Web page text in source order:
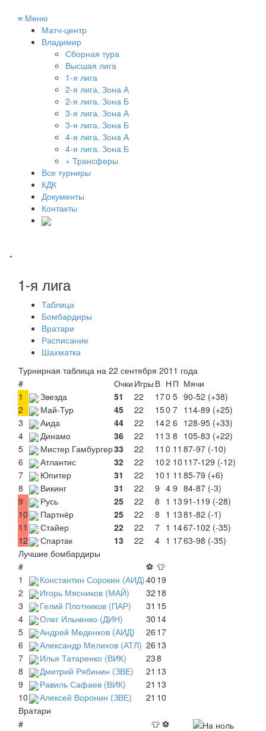
≡ Меню
Матч-центр
Владимир
Сборная тура
Высшая лига
1-я лига
2-я лига. Зона А
2-я лига. Зона Б
3-я лига. Зона А
3-я лига. Зона Б
4-я лига. Зона А
4-я лига. Зона Б
+ Трансферы
Все турниры
КДК
Документы
Контакты
.
1-я лига
Таблица
Бомбардиры
Вратари
Расписание
Шахматка
Турнирная таблица на 22 сентября 2011 года
#
Очки Игры В Н П Мячи
1
Звезда 51 22 170 5 90-52 (+38)
2
Май-Тур 45 22 150 7 114-89 (+25)
3
Аида 44 22 142 6 128-95 (+33)
4
Динамо 36 22 11 3 8 105-83 (+22)
5
Мистер Гамбургер33 22 11 0 11 87-97 (-10)
6
Атлантис 32 22 102 10 117-129 (-12)
7
Юпитер 31 22 10 1 11 85-79 (+6)
8
Викинг 31 22 9 4 9 84-87 (-3)
9
Русь 25 22 8 1 1391-119 (-28)
10
Партнёр 25 22 8 1 1381-82 (-1)
11
Стайер 22 22 7 1 1467-102 (-35)
12
Спартак 13 22 4 1 1763-98 (-35)
Лучшие бомбардиры
#
⚽ 👕
1
Константин Сорокин (АИД)40 19
2
Игорь Мясников (МАЙ) 32 18
3
Гелий Плотников (ПАР) 31 15
4
Олег Ильченко (ДИН) 30 14
5
Андрей Меденков (АИД) 26 17
6
Александр Мелихов (АТЛ) 26 13
7
Илья Татаренко (ВИК) 238
8
Дмитрий Рябинин (ЗВЕ) 21 13
9
Равиль Сафаев (ВИК) 21 13
10
Алексей Воронин (ЗВЕ) 21 10
Вратари
#
👕 ⚽